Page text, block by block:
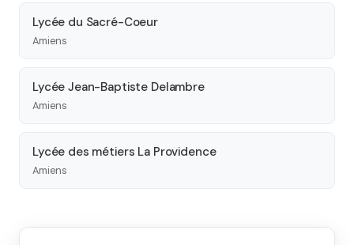
Lycée du Sacré-Coeur
Amiens
Lycée Jean-Baptiste Delambre
Amiens
Lycée des métiers La Providence
Amiens